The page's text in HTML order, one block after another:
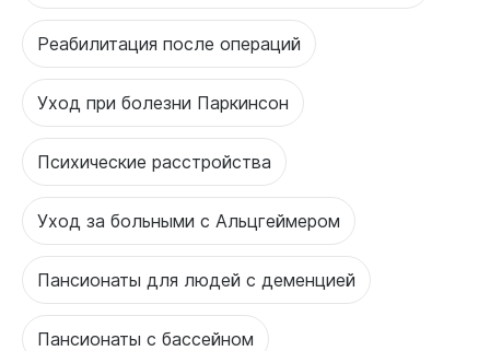
Реабилитация после операций
Уход при болезни Паркинсон
Психические расстройства
Уход за больными с Альцгеймером
Пансионаты для людей с деменцией
Пансионаты с бассейном